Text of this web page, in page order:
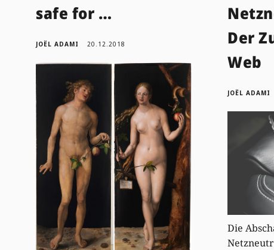
safe for …
JOËL ADAMI 20.12.2018
Der
Web
JOËL ADAMI
Die